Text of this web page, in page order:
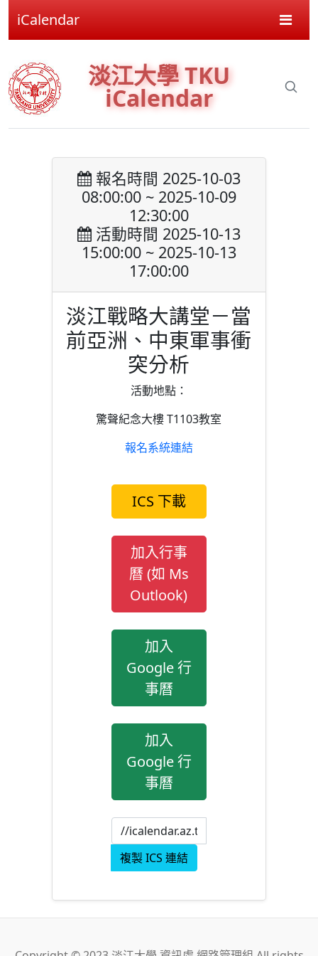
iCalendar
淡江大學 TKU
iCalendar
報名時間 2025-10-03
08:00:00 ~ 2025-10-09
12:30:00
活動時間 2025-10-13
15:00:00 ~ 2025-10-13
17:00:00
淡江戰略大講堂－當
前亞洲、中東軍事衝
突分析
活動地點：
驚聲紀念大樓 T1103教室
報名系統連結
ICS 下載
加入行事
曆 (如 Ms
Outlook)
加入
Google 行
事曆
加入
Google 行
事曆
複製 ICS 連結